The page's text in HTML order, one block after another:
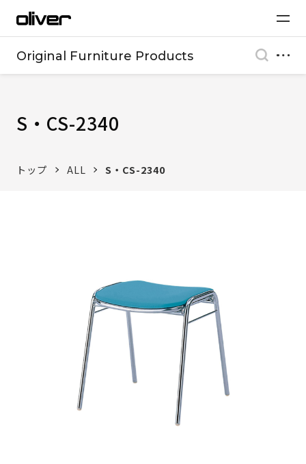
Original Furniture Products
S・CS-2340
トップ ALL S・CS-2340